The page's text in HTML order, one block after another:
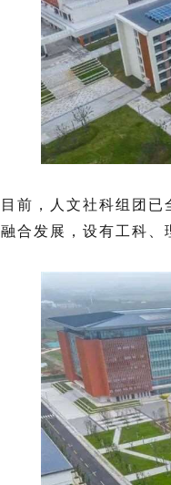
目前， 人文社科组 团已
融合发展，设有工科、